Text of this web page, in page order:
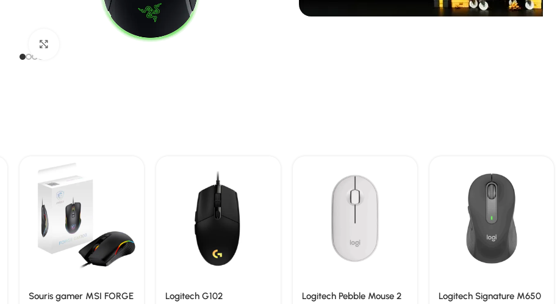
Souris gamer MSI FORGE
Logitech G102
Logitech Pebble Mouse 2
Logitech Signature M650